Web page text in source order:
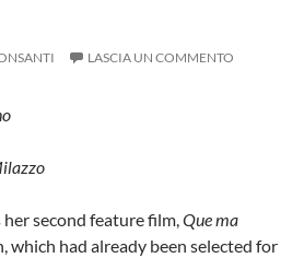
LASCIA UN COMMENTO
second feature film,Que ma
which had already been selected for